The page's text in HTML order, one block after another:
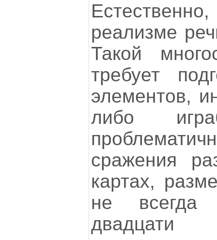
реализме
Такой
требует
элементов,
либо
сражения
картах,
не всегда
двадцати